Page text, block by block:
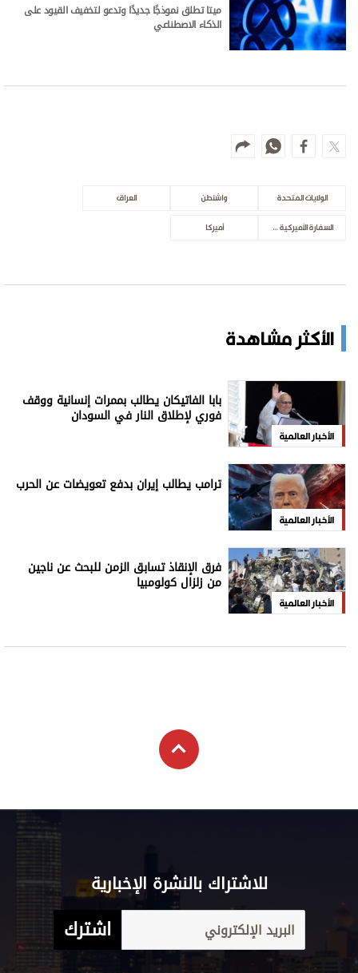
ميتا تطلق نموذجًا جديدًا وتدعو لتخفيف القيود على
الذكاء الاصطناعي
الولايات المتحدة واشنطن العراق
السفارة الأميركية في بغداد أميركا
الأكثر مشاهدة
الأخبار العالمية
بابا الفاتيكان يطالب بممرات إنسانية ووقف
فوري لإطلاق النار في السودان
الأخبار العالمية
ترامب يطالب إيران بدفع تعويضات عن الحرب
الأخبار العالمية
فرق الإنقاذ تسابق الزمن للبحث عن ناجين
من زلزال كولومبيا
للاشتراك بالنشرة الإخبارية
اشترك